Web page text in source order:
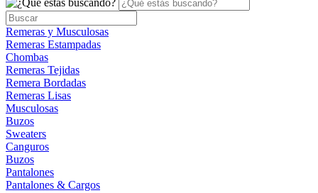
Remeras y Musculosas
Remeras Estampadas
Chombas
Remeras Tejidas
Remera Bordadas
Remeras Lisas
Musculosas
Buzos
Sweaters
Canguros
Buzos
Pantalones
Pantalones & Cargos